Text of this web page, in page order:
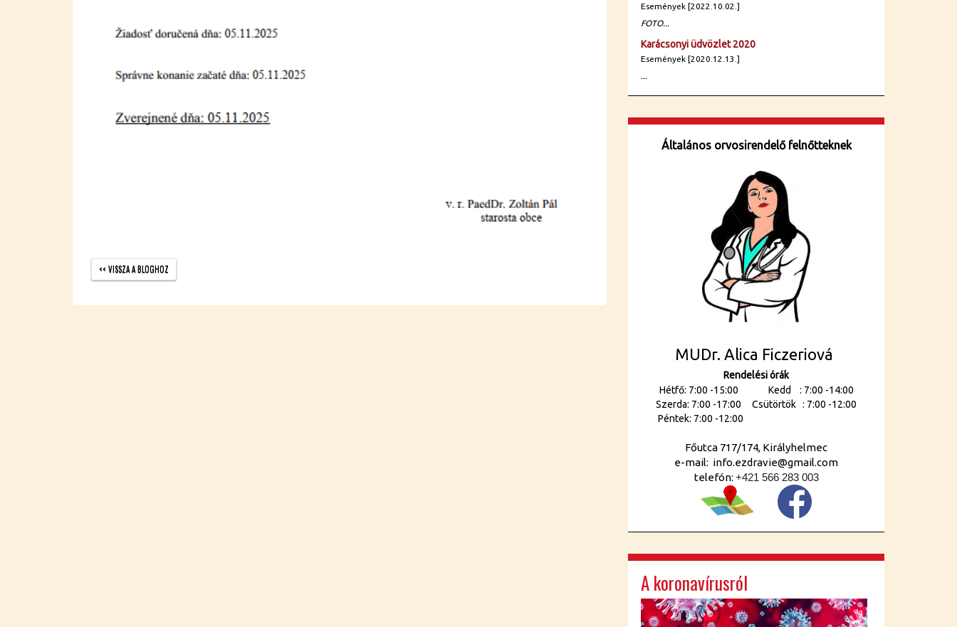
<< VISSZA A BLOG­HOZ
Események [2022.10.02.]
FOTO...
Karácsonyi üdvözlet 2020
Események [2020.12.13.]
...
Általános orvosirendelő felnőtteknek
MUDr. Alica Ficzeriová
Rendelési órák
Hétfő: 7:00 -15:00 Kedd : 7:00 -14:00
Szerda: 7:00 -17:00 Csütörtök : 7:00 -12:00
Péntek: 7:00 -12:00
Főutca 717/174, Királyhelmec
e-mail: info.ezdravie@gmail.com
telefón: +421 566 283 003
A koronavírusról